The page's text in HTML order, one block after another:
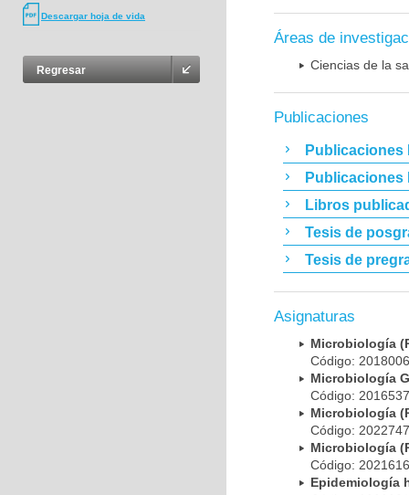
Descargar hoja de vida
Regresar
Áreas de
Ciencias de la
Publicaciones
Publicaciones
Publicaciones
Libros
Tesis de
Tesis de
Asignaturas
Microbiología
Código:
Microbiología
Código:
Microbiología
Código:
Microbiología
Código:
Epidemiología